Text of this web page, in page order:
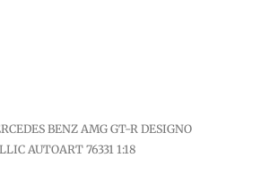
BENZ AMG GT-R DESIGNO
AUTOART 76331 1:18